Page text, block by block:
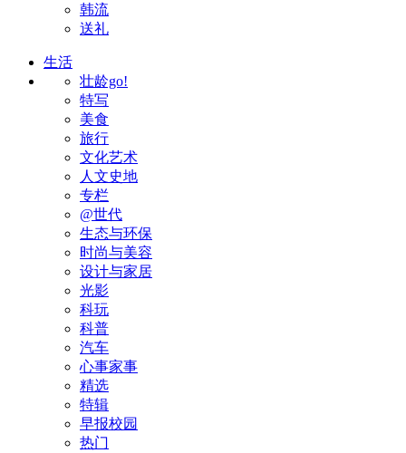
韩流
送礼
生活
壮龄go!
特写
美食
旅行
文化艺术
人文史地
专栏
@世代
生态与环保
时尚与美容
设计与家居
光影
科玩
科普
汽车
心事家事
精选
特辑
早报校园
热门